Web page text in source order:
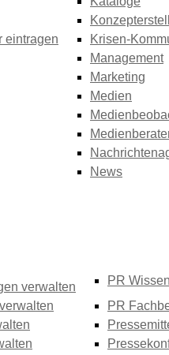
eintragen
Krisen-
Management
Marketing
Medien
News
verwalten
PR
PR